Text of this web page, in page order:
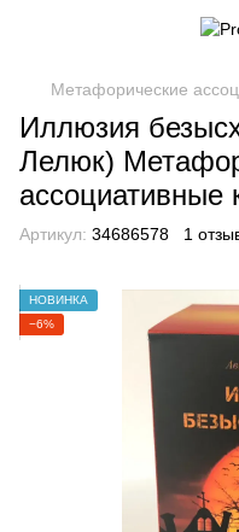
Метафорические
Иллюзия
Лелюк)
ассоциативные
Артикул: 34686578 1
НОВИНКА
−6%